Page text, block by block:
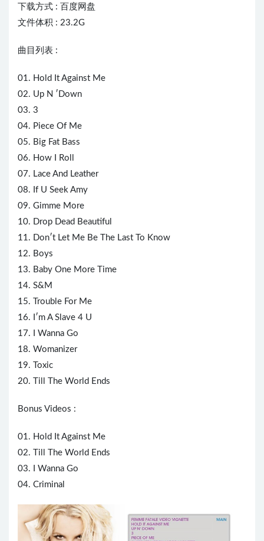
下载方式 : 百度网盘
文件体积 : 23.2G
曲目列表 :
01. Hold It Against Me
02. Up N ′Down
03. 3
04. Piece Of Me
05. Big Fat Bass
06. How I Roll
07. Lace And Leather
08. If U Seek Amy
09. Gimme More
10. Drop Dead Beautiful
11. Don′t Let Me Be The Last To Know
12. Boys
13. Baby One More Time
14. S&M
15. Trouble For Me
16. I′m A Slave 4 U
17. I Wanna Go
18. Womanizer
19. Toxic
20. Till The World Ends
Bonus Videos :
01. Hold It Against Me
02. Till The World Ends
03. I Wanna Go
04. Criminal